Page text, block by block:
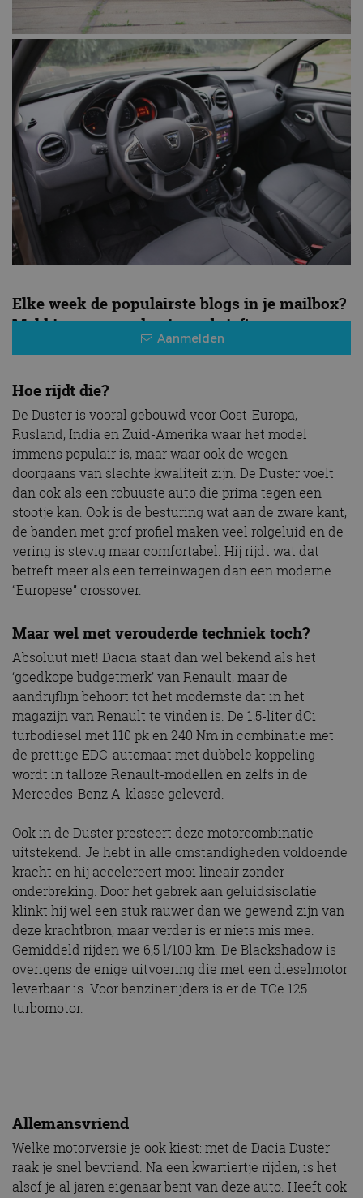
Elke week de populairste blogs in je mailbox?
Meld je aan voor de nieuwsbrief!
Aanmelden
Hoe rijdt die?
De Duster is vooral gebouwd voor Oost-Europa,
Rusland, India en Zuid-Amerika waar het model
immens populair is, maar waar ook de wegen
doorgaans van slechte kwaliteit zijn. De Duster voelt
dan ook als een robuuste auto die prima tegen een
stootje kan. Ook is de besturing wat aan de zware kant,
de banden met grof profiel maken veel rolgeluid en de
vering is stevig maar comfortabel. Hij rijdt wat dat
betreft meer als een terreinwagen dan een moderne
“Europese” crossover.
Maar wel met verouderde techniek toch?
Absoluut niet! Dacia staat dan wel bekend als het
‘goedkope budgetmerk’ van Renault, maar de
aandrijflijn behoort tot het modernste dat in het
magazijn van Renault te vinden is. De 1,5-liter dCi
turbodiesel met 110 pk en 240 Nm in combinatie met
de prettige EDC-automaat met dubbele koppeling
wordt in talloze Renault-modellen en zelfs in de
Mercedes-Benz A-klasse geleverd.
Ook in de Duster presteert deze motorcombinatie
uitstekend. Je hebt in alle omstandigheden voldoende
kracht en hij accelereert mooi lineair zonder
onderbreking. Door het gebrek aan geluidsisolatie
klinkt hij wel een stuk rauwer dan we gewend zijn van
deze krachtbron, maar verder is er niets mis mee.
Gemiddeld rijden we 6,5 l/100 km. De Blackshadow is
overigens de enige uitvoering die met een dieselmotor
leverbaar is. Voor benzinerijders is er de TCe 125
turbomotor.
Allemansvriend
Welke motorversie je ook kiest: met de Dacia Duster
raak je snel bevriend. Na een kwartiertje rijden, is het
alsof je al jaren eigenaar bent van deze auto. Heeft ook